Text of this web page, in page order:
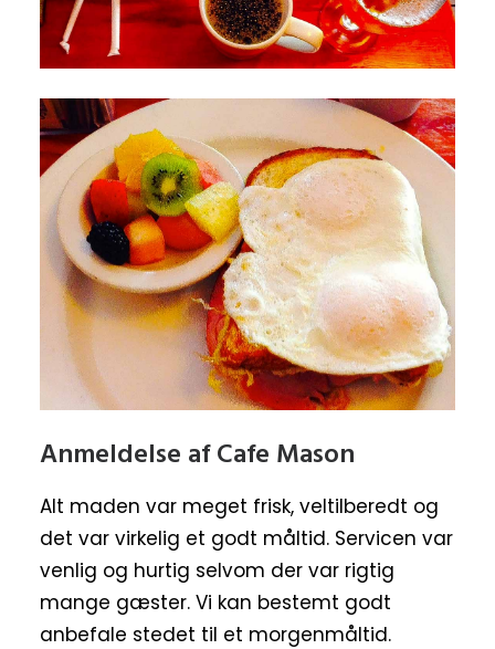
Anmeldelse af Cafe Mason
Alt maden var meget frisk, veltilberedt og
det var virkelig et godt måltid. Servicen var
venlig og hurtig selvom der var rigtig
mange gæster. Vi kan bestemt godt
anbefale stedet til et morgenmåltid.